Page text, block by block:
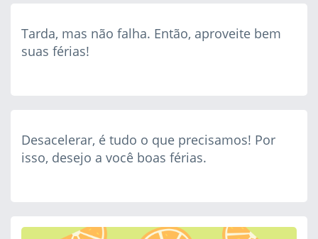
Tarda, mas não falha. Então, aproveite bem
suas férias!
Desacelerar, é tudo o que precisamos! Por
isso, desejo a você boas férias.